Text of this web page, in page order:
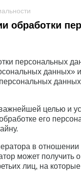
обработки
персональных
данных»
целью и
его
в
может получить
лиц, на